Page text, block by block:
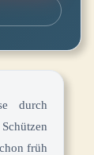
durch
früh